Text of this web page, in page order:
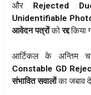
और Rejected
Unidentifiable
आवेदन पत्रोंकोरद्दकिया
आर्टिकल के अन्तिम
Constable GD
संभावित सवालोंका जबाव